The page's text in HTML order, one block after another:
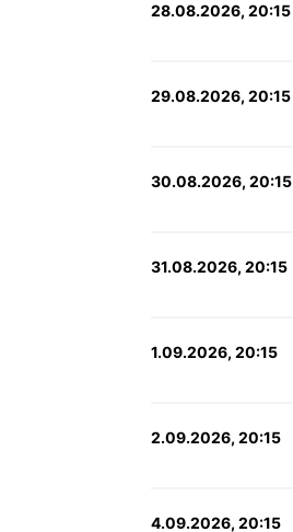
28.08.2026, 20:15
29.08.2026, 20:15
30.08.2026, 20:15
31.08.2026, 20:15
1.09.2026, 20:15
2.09.2026, 20:15
4.09.2026, 20:15